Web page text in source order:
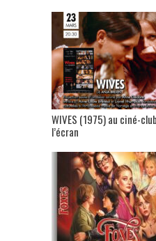
WIVES (1975) au ciné-
l’écran